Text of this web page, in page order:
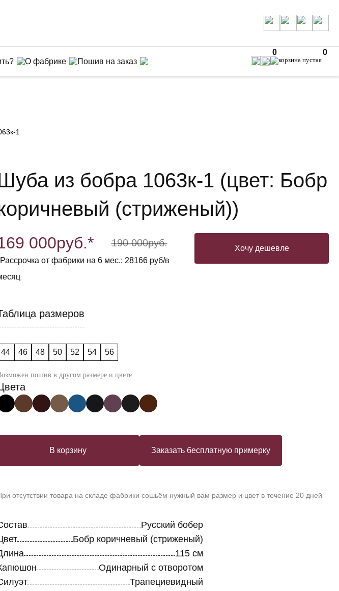
О фабрике Пошив на заказ
0 0
1
из бобра 1063к-1 (цвет: Бобр
(стриженый))
000руб.* 190 000руб.
от фабрики на 6 мес.: 28166 руб/в
Хочу дешевле
размеров
44 46 48 50 52 54 56
пошив в другом размере и цвете
В корзину Заказать бесплатную примерку
отсутствии товара на складе фабрики сошьём нужный вам размер и цвет в течение 20 дней
Русский бобер
Бобр коричневый (стриженый)
115 см
Одинарный с отворотом
Трапециевидный